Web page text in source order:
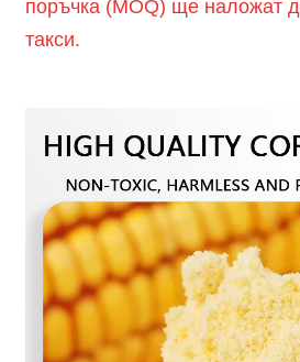
поръчка (MOQ) ще наложат
такси.